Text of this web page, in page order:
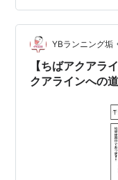
今年は体調チェッ
ング参加中！以下
１回まで）ラ…
YBランニング垢
【ちばアクアラ
クアラインへの